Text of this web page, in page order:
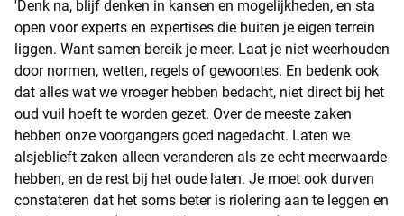
'Denk na, blijf denken in kansen en mogelijkheden, en sta
open voor experts en expertises die buiten je eigen terrein
liggen. Want samen bereik je meer. Laat je niet weerhouden
door normen, wetten, regels of gewoontes. En bedenk ook
dat alles wat we vroeger hebben bedacht, niet direct bij het
oud vuil hoeft te worden gezet. Over de meeste zaken
hebben onze voorgangers goed nagedacht. Laten we
alsjeblieft zaken alleen veranderen als ze echt meerwaarde
hebben, en de rest bij het oude laten. Je moet ook durven
constateren dat het soms beter is riolering aan te leggen en